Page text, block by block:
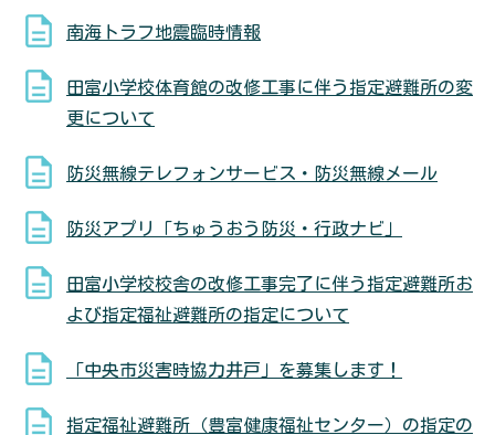
南海トラフ地震臨時情報
田富小学校体育館の改修工事に伴う指定避難所の変
更について
防災無線テレフォンサービス・防災無線メール
防災アプリ「ちゅうおう防災・行政ナビ」
田富小学校校舎の改修工事完了に伴う指定避難所お
よび指定福祉避難所の指定について
「中央市災害時協力井戸」を募集します！
指定福祉避難所（豊富健康福祉センター）の指定の